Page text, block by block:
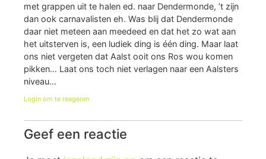
met grappen uit te halen ed. naar Dendermonde, ’t zijn
dan ook carnavalisten eh. Was blij dat Dendermonde
daar niet meteen aan meedeed en dat het zo wat aan
het uitsterven is, een ludiek ding is één ding. Maar laat
ons niet vergeten dat Aalst ooit ons Ros wou komen
pikken… Laat ons toch niet verlagen naar een Aalsters
niveau…
Login om te reageren
Geef een reactie